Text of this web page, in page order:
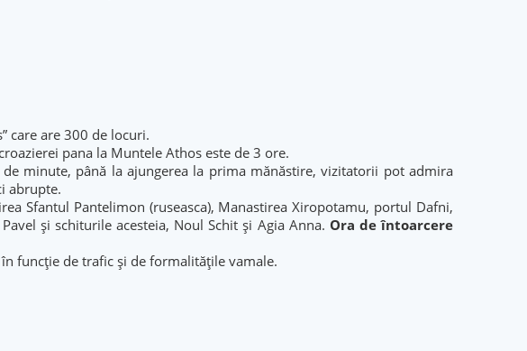
care are 300 de locuri.
pana la Muntele Athos este de 3 ore.
minute, până la ajungerea la prima mănăstire, vizitatorii pot admira
abrupte.
Sfantul Pantelimon (ruseasca), Manastirea Xiropotamu, portul Dafni,
și schiturile acesteia, Noul Schit și Agia Anna. Ora de întoarcere
funcție de trafic și de formalitățile vamale.